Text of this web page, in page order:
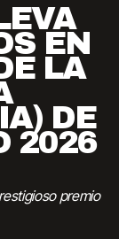
EN
LA
DE
2026
premio